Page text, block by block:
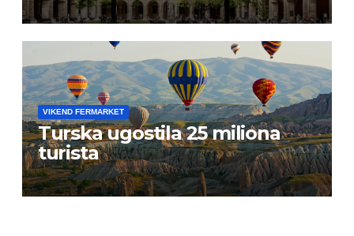
VIKEND FERMARKET
Turska ugostila 25 miliona
turista